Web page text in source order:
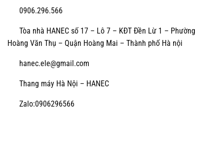
0906.296.566
Tòa nhà HANEC số 17 – Lô 7 – KĐT Đền Lừ 1 – Phường
Hoàng Văn Thụ – Quận Hoàng Mai – Thành phố Hà nội
hanec.ele@gmail.com
Thang máy Hà Nội – HANEC
Zalo:0906296566